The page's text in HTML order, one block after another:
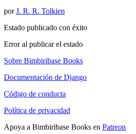
porJ. R. R. Tolkien
Estado publicado con éxito
Error al publicar el estado
Sobre Bimbiribase Books
Documentación de Django
Código de conducta
Política de privacidad
Apoya a Bimbiribase Books en Patreon